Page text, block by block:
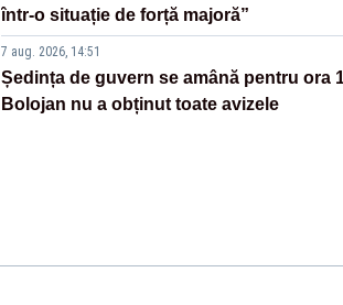
într-o situație de forță majoră”
7 aug. 2026, 14:51
Ședința de guvern se amână pentru ora
Bolojan nu a obținut toate avizele